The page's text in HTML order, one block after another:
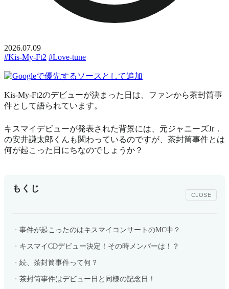
2026.07.09
#Kis-My-Ft2 #Love-tune
Kis-My-Ft2のデビューが決まった日は、ファンから茶封筒事
件として語られています。
キスマイデビューが発表された背景には、元ジャニーズJr．
の安井謙太郎くんも関わっているのですが、茶封筒事件とは
何が起こった日にちなのでしょうか？
もくじ
CLOSE
事件が起こったのはキスマイコンサートのMC中？
キスマイCDデビュー決定！その時メンバーは！？
続、茶封筒事件って何？
茶封筒事件はデビュー日と同様の記念日！